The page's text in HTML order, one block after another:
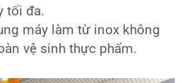
tối đa.
máy làm từ inox không
vệ sinh thực phẩm.